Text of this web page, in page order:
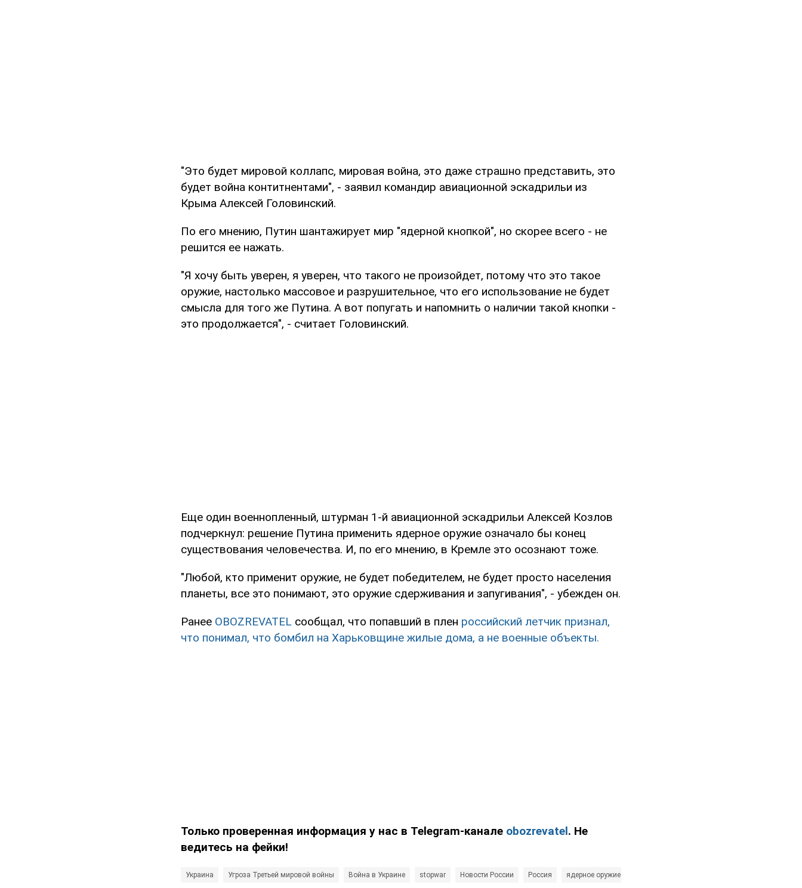
"Это будет мировой коллапс, мировая война, это даже страшно представить, это
будет война контитнентами", - заявил командир авиационной эскадрильи из
Крыма Алексей Головинский.
По его мнению, Путин шантажирует мир "ядерной кнопкой", но скорее всего - не
решится ее нажать.
"Я хочу быть уверен, я уверен, что такого не произойдет, потому что это такое
оружие, настолько массовое и разрушительное, что его использование не будет
смысла для того же Путина. А вот попугать и напомнить о наличии такой кнопки -
это продолжается", - считает Головинский.
Еще один военнопленный, штурман 1-й авиационной эскадрильи Алексей Козлов
подчеркнул: решение Путина применить ядерное оружие означало бы конец
существования человечества. И, по его мнению, в Кремле это осознают тоже.
"Любой, кто применит оружие, не будет победителем, не будет просто населения
планеты, все это понимают, это оружие сдерживания и запугивания", - убежден он.
Ранее OBOZREVATEL сообщал, что попавший в плен российский летчик признал,
что понимал, что бомбил на Харьковщине жилые дома, а не военные объекты.
Только проверенная информация у нас в Telegram-канале obozrevatel. Не
ведитесь на фейки!
Украина Угроза Третьей мировой войны Война в Украине stopwar Новости России Россия ядерное оружие